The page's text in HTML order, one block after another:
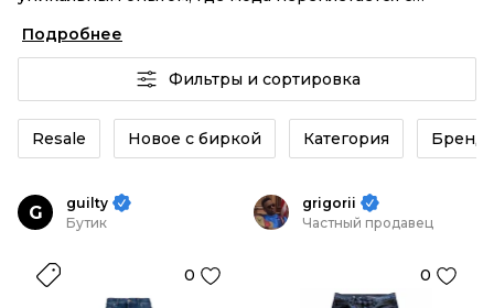
аутентификация каждого заказа – Джинсы OFF-
WHITE мужские от селлеров OSKELLY с быстрой
доставкой по России. Ваш стиль не ждет, и мы тоже!
Винтажные изделия или Джинсы OFF-WHITE
мужские из новых коллекций – заказывайте на сайте
или в приложении OSKELLY с целой экосистемой
Подробнее
Фильтры и сортировка
Resale Новое с биркой Категория Бренд
G
guilty
Бутик
0
grigorii
Частный продавец
0